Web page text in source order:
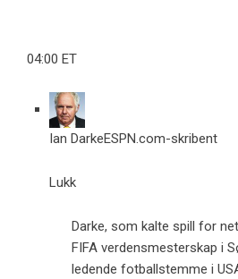
04:00 ET
Ian DarkeESPN.com-skribent
Lukk
Darke, som kalte spill for
FIFA verdensmesterskap i
ledende fotballstemme i